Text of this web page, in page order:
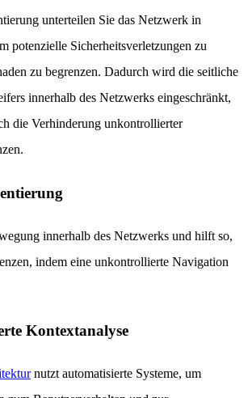
unterteilen Sie das Netzwerk in
potenzielle Sicherheitsverletzungen zu
zu begrenzen. Dadurch wird die seitliche
innerhalb des Netzwerks eingeschränkt,
die Verhinderung unkontrollierter
innerhalb des Netzwerks und hilft so,
indem eine unkontrollierte Navigation
Kontextanalyse
nutzt automatisierte Systeme, um